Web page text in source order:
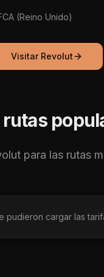
(Reino Unido)
Visitar Revolut
para las rutas
pudieron cargar las